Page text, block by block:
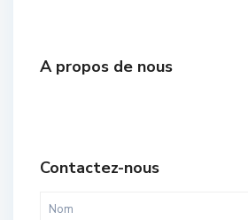
A propos de nous
Contactez-nous